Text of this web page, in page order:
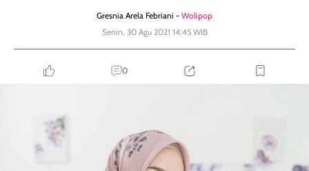
Gresnia Arela Febriani - Wolipop
Senin, 30 Agu 2021 14:45 WIB
0